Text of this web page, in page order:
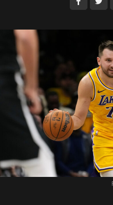
Flipboard
Reddit
Pinterest
Whatsapp